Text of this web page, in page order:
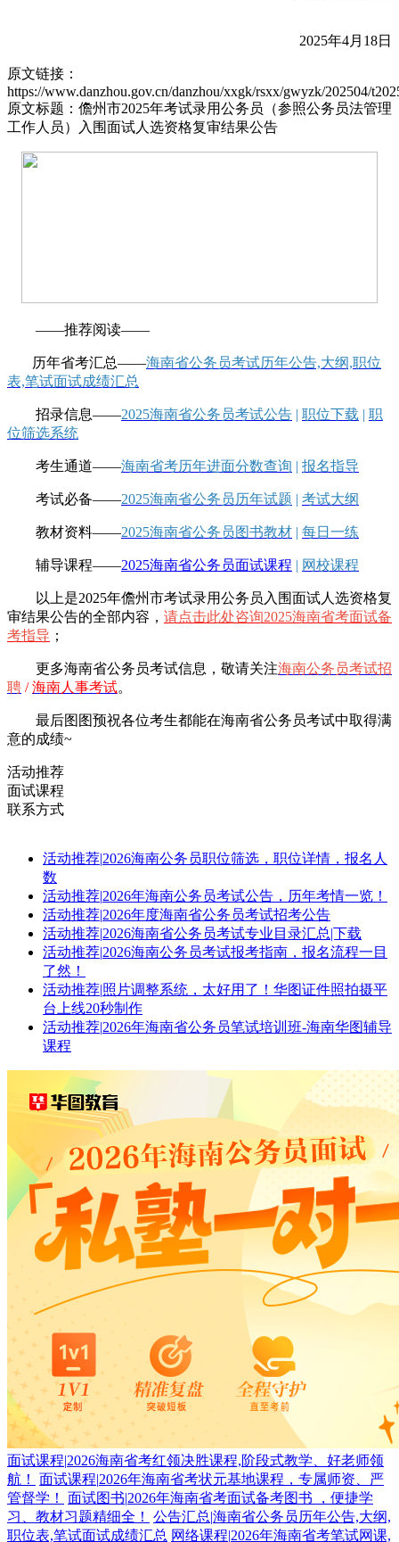
2025年4月18日
原文链接：
https://www.danzhou.gov.cn/danzhou/xxgk/rsxx/gwyzk/202504/
原文标题：儋州市2025年考试录用公务员（参照公务员法管理
工作人员）入围面试人选资格复审结果公告
——推荐阅读——
历年省考汇总——海南省公务员考试历年公告,大纲,职位
表,笔试面试成绩汇总
招录信息——2025海南省公务员考试公告 | 职位下载 | 职
位筛选系统
考生通道——海南省考历年进面分数查询 | 报名指导
考试必备——2025海南省公务员历年试题 | 考试大纲
教材资料——2025海南省公务员图书教材 | 每日一练
辅导课程——2025海南省公务员面试课程 | 网校课程
以上是2025年儋州市考试录用公务员入围面试人选资格复
审结果公告的全部内容， 请点击此处咨询2025海南省考面试备
考指导 ；
更多海南省公务员考试信息，敬请关注海南公务员考试招
聘 /海南人事考试。
最后图图预祝各位考生都能在海南省公务员考试中取得满
意的成绩~
活动推荐
面试课程
联系方式
活动推荐|2026海南公务员职位筛选，职位详情，报名人
数
活动推荐|2026年海南公务员考试公告，历年考情一览！
活动推荐|2026年度海南省公务员考试招考公告
活动推荐|2026海南省公务员考试专业目录汇总|下载
活动推荐|2026海南公务员考试报考指南，报名流程一目
了然！
活动推荐|照片调整系统，太好用了！华图证件照拍摄平
台上线20秒制作
活动推荐|2026年海南省公务员笔试培训班-海南华图辅导
课程
面试课程|2026海南省考红领决胜课程,阶段式教学、好老师领
航！
面试课程|2026年海南省考状元基地课程，专属师资、严
管督学！
面试图书|2026年海南省考面试备考图书 ，便捷学
习、教材习题精细全！
公告汇总|海南省公务员历年公告,大纲,
职位表,笔试面试成绩汇总 网络课程|2026年海南省考笔试网课,